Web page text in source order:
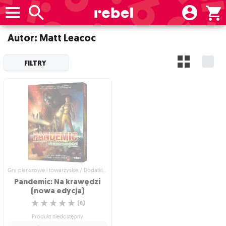
Autor: Matt Leacoc
FILTRY
Gry planszowe i towarzyskie / Dodatki do gier
Pandemic: Na krawędzi
(nowa edycja)
☆
☆
☆
☆
☆ (6)
Produkt niedostępny